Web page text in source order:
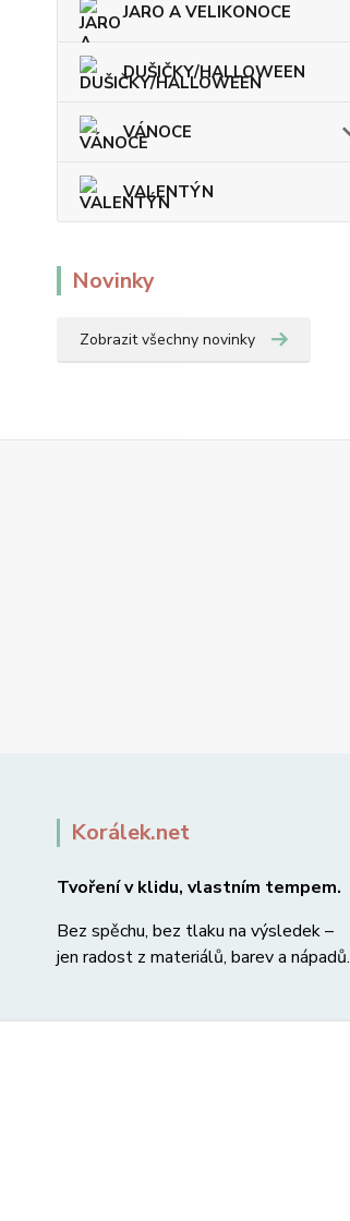
JARO A VELIKONOCE
DUŠIČKY/HALLOWEEN
VÁNOCE
VALENTÝN
Novinky
Zobrazit všechny novinky
Korálek.net
Tvoření v klidu, vlastním tempem.
Bez spěchu, bez tlaku na výsledek –
jen radost z materiálů, barev a nápadů.